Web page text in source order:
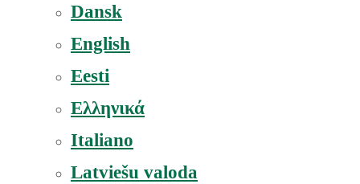
Dansk
English
Eesti
Ελληνικά
Italiano
Latviešu valoda